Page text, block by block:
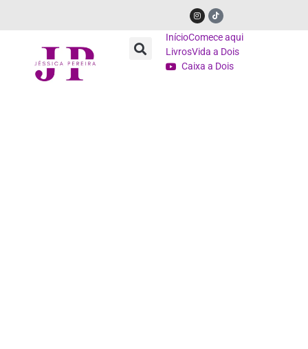
InícioComece aqui
LivrosVida a Dois
Caixa a Dois